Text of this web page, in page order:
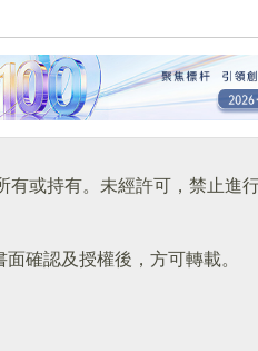
或持有。未經許可，禁止進行
面確認及授權後，方可轉載。